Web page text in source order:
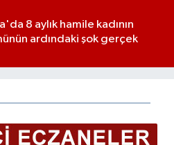
8 aylık hamile kadının
ardındaki şok gerçek